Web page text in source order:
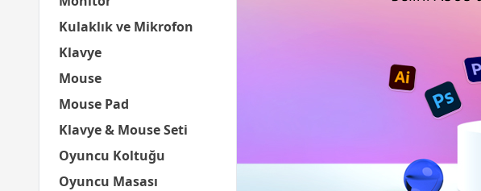
Kulaklık ve Mikrofon
Klavye
Mouse
Mouse Pad
Klavye & Mouse Seti
Oyuncu Koltuğu
Oyuncu Masası